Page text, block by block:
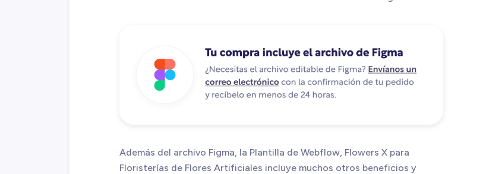
Además del archivo Figma, la Plantilla de Webflow, Flowers X para
Floristerías de Flores Artificiales incluye muchos otros beneficios y